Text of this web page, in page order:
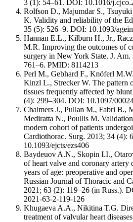
3 (1): 54–61. DOI: 10.1016/
Rolfson D., Majumdar S.,
K. Validity and reliability of the
35 (5): 526–9. DOI: 10.1093/
Hannan E.L., Kilburn H., Jr.,
M.R. Improving the outcomes of
surgery in New York State. J.
761–6. PMID: 8114213
Perl M., Gebhard F., Knöferl
Kinzl L., Strecker W. The pattern
tissues frequently affected by
(4): 299–304. DOI: 10.1097/
Chalmers J., Pullan M., Fabri B.,
Mediratta N., Poullis M.
modern cohort of patients
Cardiothorac. Surg. 2013; 34 (4):
10.1093/ejcts/ezs406
Baydeuov A.N., Skopin I.I.,
of heart valve and coronary artery
years of age: preoperative and
Russian Journal of Thoracic and
2021; 63 (2): 119–26 (in Russ.).
2021-63-2-119-126
Khugaeva A.A., Nikitina T.G.
treatment of valvular heart